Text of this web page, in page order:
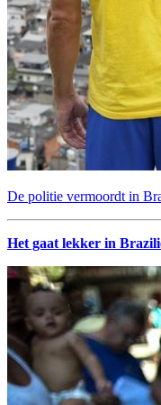
De politie vermoordt in
Het gaat lekker in